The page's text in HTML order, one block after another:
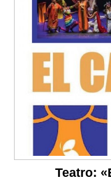
Teatro: